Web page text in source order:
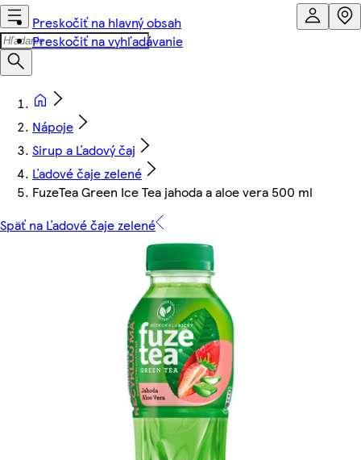
Preskočiť na hlavný obsah
Preskočiť na vyhľadávanie
Nápoje
Sirup a Ľadový čaj
Ľadové čaje zelené
FuzeTea Green Ice Tea jahoda a aloe vera 500 ml
Späť na Ľadové čaje zelené